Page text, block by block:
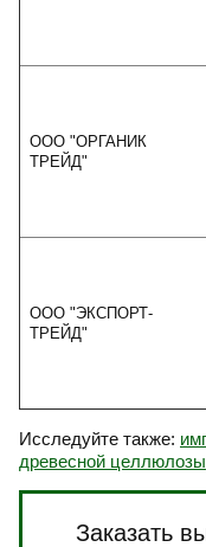
ООО "ОРГАНИК
ТРЕЙД"
ООО "ЭКСПОРТ-
ТРЕЙД"
Исследуйте также:
древесной целлюлозы
Заказать